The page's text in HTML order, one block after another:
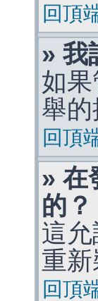
回頂
» 我
如
舉
回頂
» 在
的？
這
重
回頂